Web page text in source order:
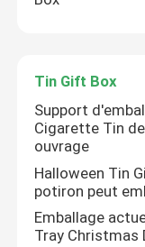
Bidons
Tin Lunch Boxes
Contenants
Tin Gift Box
Support
Cigarette Tin
ouvrage
Halloween Tin
potiron peut
Emballage
Tray Christmas